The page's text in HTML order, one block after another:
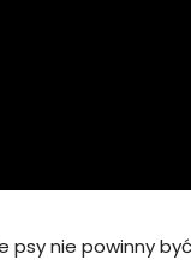
psy nie powinny